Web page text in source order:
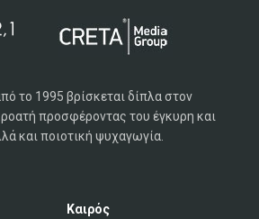
το 1995 βρίσκεται δίπλα στον
προσφέροντας του έγκυρη και
και ποιοτική ψυχαγωγία.
Καιρός